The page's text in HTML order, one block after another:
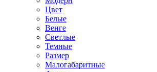
Цвет
Белые
Венге
Светлые
Темные
Размер
Малогабаритные